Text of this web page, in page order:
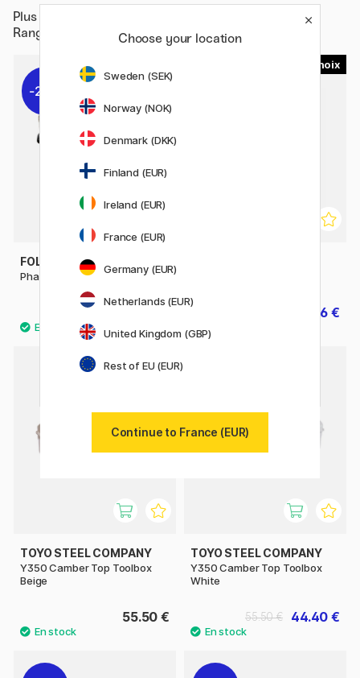
Plus de
Matériels d'artistes / Accessoires d'artistes /
Rangement
20%
FOLDERSYS
Phat-Bag Mesh A6
3.50 € 6 €
TOYO STEEL COMPANY
Y350 Camber Top Toolbox
Beige
55.50 €
TOYO STEEL COMPANY
Y350 Camber Top Toolbox
White
44.40 €
55.50 €
Choose your location
Sweden (SEK)
Norway (NOK)
Denmark (DKK)
Finland (EUR)
Ireland (EUR)
France (EUR)
Germany (EUR)
Netherlands (EUR)
United Kingdom (GBP)
Rest of EU (EUR)
Continue to France (EUR)